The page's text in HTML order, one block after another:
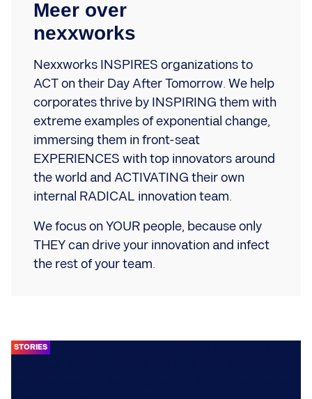
Meer over
nexxworks
Nexxworks INSPIRES organizations to
ACT on their Day After Tomorrow. We help
corporates thrive by INSPIRING them with
extreme examples of exponential change,
immersing them in front-seat
EXPERIENCES with top innovators around
the world and ACTIVATING their own
internal RADICAL innovation team.
We focus on YOUR people, because only
THEY can drive your innovation and infect
the rest of your team.
STORIES